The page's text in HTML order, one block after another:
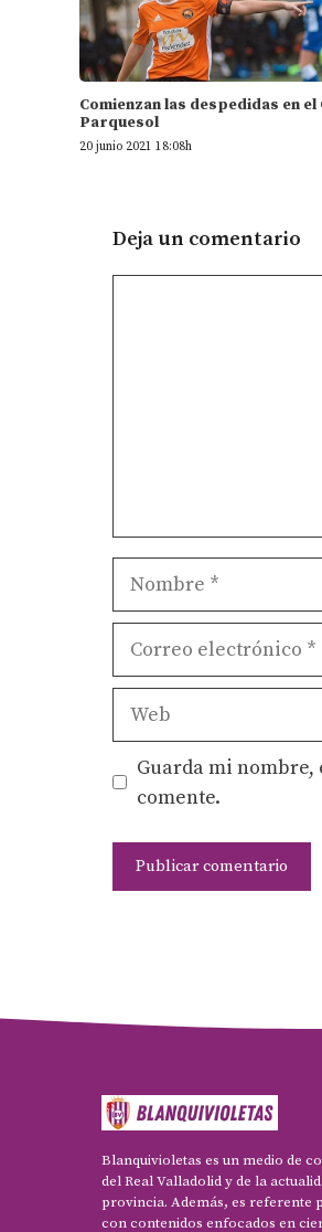
Comienzan las despedidas en el
Parquesol
20 junio 2021 18:08h
Deja un comentario
Nombre
Correo
Web
Guarda mi
comente.
Blanquivioletas es un medio de
del Real Valladolid y de la
provincia. Además, es referente
con contenidos enfocados en